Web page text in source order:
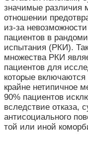
значимые различия
отношении
из-за
пациентов в
испытания (РКИ).
множества РКИ
пациентов для
которые
крайне нетипичное
90% пациентов
вследствие отказа,
антисоциального
той или иной